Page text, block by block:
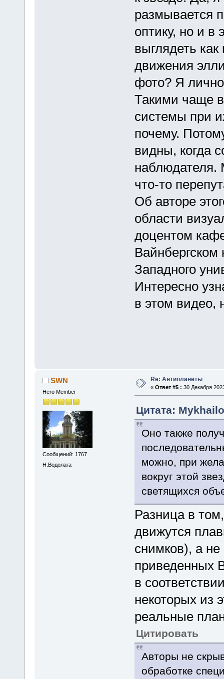
размывается
оптику, но и
выглядеть
движения
фото? Я
Такими чаще
системы при
почему.
видны, когда
наблюдателя.
что-то
Об авторе
области
доцентом
Вайнбергском
Западного
Интересно
в этом видео,
SWN
Hero Member
Сообщений: 1767
Н.Водолага
Re: Антипланеты
« Ответ #5 : 30 Декабря
Цитата:
Оно также
можно, при
вокруг этой
светящихся
Разница в
движутся
снимков), а не
приведенных
в
некоторых из
реальные
Цитировать
Авторы не
обработке